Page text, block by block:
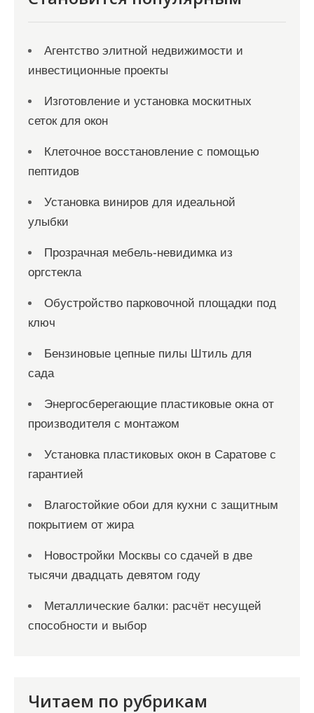
Агентство элитной недвижимости и
инвестиционные проекты
Изготовление и установка москитных
сеток для окон
Клеточное восстановление с помощью
пептидов
Установка виниров для идеальной
улыбки
Прозрачная мебель-невидимка из
оргстекла
Обустройство парковочной площадки под
ключ
Бензиновые цепные пилы Штиль для
сада
Энергосберегающие пластиковые окна от
производителя с монтажом
Установка пластиковых окон в Саратове с
гарантией
Влагостойкие обои для кухни с защитным
покрытием от жира
Новостройки Москвы со сдачей в две
тысячи двадцать девятом году
Металлические балки: расчёт несущей
способности и выбор
Читаем по рубрикам